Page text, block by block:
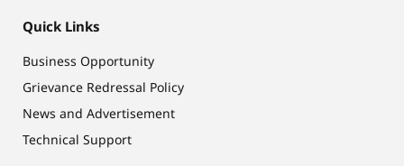
Quick Links
Business Opportunity
Grievance Redressal Policy
News and Advertisement
Technical Support